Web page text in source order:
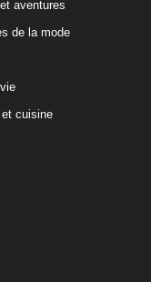
aventures
de la mode
cuisine